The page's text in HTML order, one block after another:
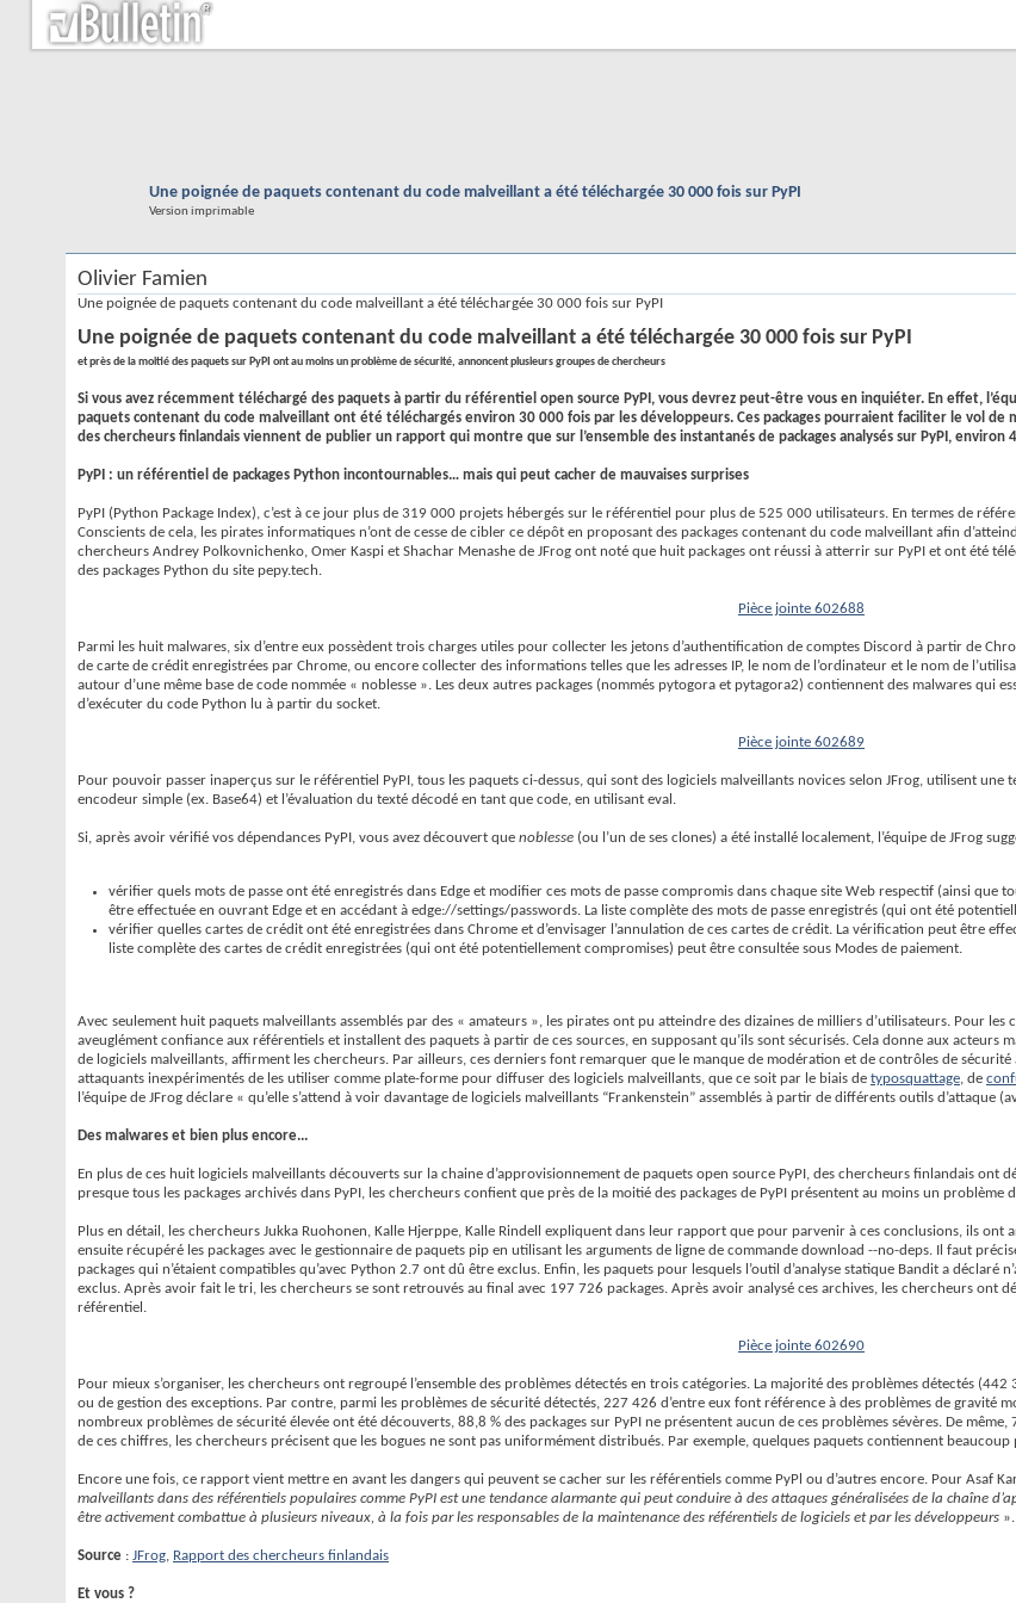
Une poignée de paquets contenant du code malveillant a été téléchargée 30 000 fois sur PyPI
Version imprimable
Olivier Famien
Une poignée de paquets contenant du code malveillant a été téléchargée 30 000 fois sur PyPI
Une poignée de paquets contenant du code malveillant a été téléchargée 30 000 fois sur PyPI
et près de la moitié des paquets sur PyPI ont au moins un problème de sécurité, annoncent plusieurs groupes de chercheurs
Si vous avez récemment téléchargé des paquets à partir du référentiel open source PyPI, vous devrez peut-être vous en inquiéter. En effet,
paquets contenant du code malveillant ont été téléchargés environ 30 000 fois par les développeurs. Ces packages pourraient faciliter le vol
des chercheurs finlandais viennent de publier un rapport qui montre que sur l’ensemble des instantanés de packages analysés sur PyPI,
PyPI : un référentiel de packages Python incontournables… mais qui peut cacher de mauvaises surprises
PyPI (Python Package Index), c’est à ce jour plus de 319 000 projets hébergés sur le référentiel pour plus de 525 000 utilisateurs. En termes de
Conscients de cela, les pirates informatiques n’ont de cesse de cibler ce dépôt en proposant des packages contenant du code malveillant afin
chercheurs Andrey Polkovnichenko, Omer Kaspi et Shachar Menashe de JFrog ont noté que huit packages ont réussi à atterrir sur PyPI et ont été
des packages Python du site pepy.tech.
Pièce jointe 602688
Parmi les huit malwares, six d’entre eux possèdent trois charges utiles pour collecter les jetons d’authentification de comptes Discord à partir de
de carte de crédit enregistrées par Chrome, ou encore collecter des informations telles que les adresses IP, le nom de l’ordinateur et le nom de
autour d’une même base de code nommée « noblesse ». Les deux autres packages (nommés pytogora et pytagora2) contiennent des malwares qui
d’exécuter du code Python lu à partir du socket.
Pièce jointe 602689
Pour pouvoir passer inaperçus sur le référentiel PyPI, tous les paquets ci-dessus, qui sont des logiciels malveillants novices selon JFrog, utilisent une
encodeur simple (ex. Base64) et l’évaluation du texté décodé en tant que code, en utilisant eval.
Si, après avoir vérifié vos dépendances PyPI, vous avez découvert que noblesse (ou l’un de ses clones) a été installé localement, l’équipe de JFrog
vérifier quels mots de passe ont été enregistrés dans Edge et modifier ces mots de passe compromis dans chaque site Web respectif (ainsi que
être effectuée en ouvrant Edge et en accédant à edge://settings/passwords. La liste complète des mots de passe enregistrés (qui ont été
vérifier quelles cartes de crédit ont été enregistrées dans Chrome et d’envisager l’annulation de ces cartes de crédit. La vérification peut être
liste complète des cartes de crédit enregistrées (qui ont été potentiellement compromises) peut être consultée sous Modes de paiement.
Avec seulement huit paquets malveillants assemblés par des « amateurs », les pirates ont pu atteindre des dizaines de milliers d’utilisateurs. Pour
aveuglément confiance aux référentiels et installent des paquets à partir de ces sources, en supposant qu’ils sont sécurisés. Cela donne aux acteurs
de logiciels malveillants, affirment les chercheurs. Par ailleurs, ces derniers font remarquer que le manque de modération et de contrôles de
attaquants inexpérimentés de les utiliser comme plate-forme pour diffuser des logiciels malveillants, que ce soit par le biais de typosquattage, de
l’équipe de JFrog déclare « qu’elle s’attend à voir davantage de logiciels malveillants “Frankenstein” assemblés à partir de différents outils d’attaque
Des malwares et bien plus encore...
En plus de ces huit logiciels malveillants découverts sur la chaine d’approvisionnement de paquets open source PyPI, des chercheurs finlandais
presque tous les packages archivés dans PyPI, les chercheurs confient que près de la moitié des packages de PyPI présentent au moins un problème
Plus en détail, les chercheurs Jukka Ruohonen, Kalle Hjerppe, Kalle Rindell expliquent dans leur rapport que pour parvenir à ces conclusions, ils ont
ensuite récupéré les packages avec le gestionnaire de paquets pip en utilisant les arguments de ligne de commande download --no-deps. Il faut
packages qui n’étaient compatibles qu’avec Python 2.7 ont dû être exclus. Enfin, les paquets pour lesquels l’outil d’analyse statique Bandit a
exclus. Après avoir fait le tri, les chercheurs se sont retrouvés au final avec 197 726 packages. Après avoir analysé ces archives, les chercheurs ont
référentiel.
Pièce jointe 602690
Pour mieux s’organiser, les chercheurs ont regroupé l’ensemble des problèmes détectés en trois catégories. La majorité des problèmes détectés
ou de gestion des exceptions. Par contre, parmi les problèmes de sécurité détectés, 227 426 d’entre eux font référence à des problèmes de gravité
nombreux problèmes de sécurité élevée ont été découverts, 88,8 % des packages sur PyPI ne présentent aucun de ces problèmes sévères. De
de ces chiffres, les chercheurs précisent que les bogues ne sont pas uniformément distribués. Par exemple, quelques paquets contiennent
Encore une fois, ce rapport vient mettre en avant les dangers qui peuvent se cacher sur les référentiels comme PyPl ou d’autres encore. Pour Asaf
malveillants dans des référentiels populaires comme PyPI est une tendance alarmante qui peut conduire à des attaques généralisées de la chaîne
être activement combattue à plusieurs niveaux, à la fois par les responsables de la maintenance des référentiels de logiciels et par les développeurs ».
Source : JFrog, Rapport des chercheurs finlandais
Et vous ?